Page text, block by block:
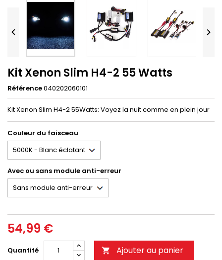
 
Kit Xenon Slim H4-2 55 Watts
Référence040202060101
Kit Xenon Slim H4-2 55Watts: Voyez la nuit comme en plein jour
Couleur du faisceau
Avec ou sans module anti-erreur
54,99 €
Quantité  Ajouter au panier